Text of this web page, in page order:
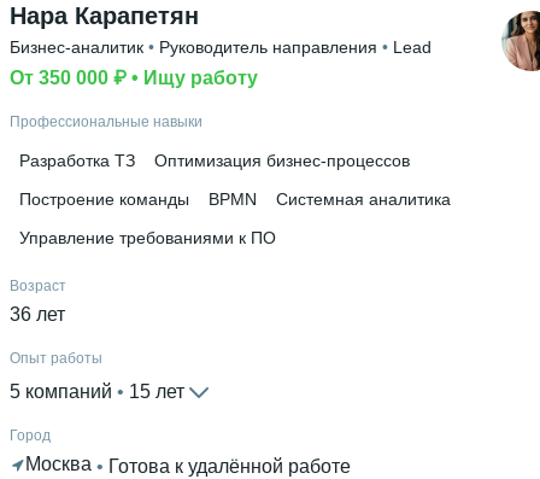
Нара Карапетян
Бизнес-аналитик • Руководитель направления • Lead
От 350 000 ₽ • Ищу работу
Профессиональные навыки
Разработка ТЗ
Оптимизация бизнес-процессов
Построение команды
BPMN
Системная аналитика
Управление требованиями к ПО
Возраст
36 лет
Опыт работы
5 компаний 15 лет
Город
Москва • Готова к удалённой работе